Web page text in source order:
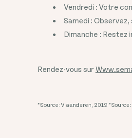
Vendredi : Votre
Samedi :
Dimanche : Restez
Rendez-vous sur
*Source: Vlaanderen, 2019 *Source: